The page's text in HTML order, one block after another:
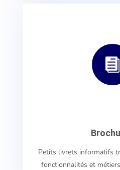

Petits livrets informatifs
fonctionnalités et